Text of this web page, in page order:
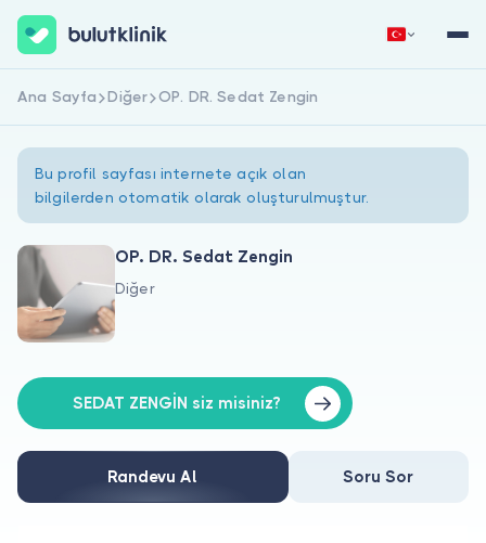
Hakkımızda
Doktorlar için
Doktor musunuz?
Hemen Kaydol
Ana Sayfa Diğer OP. DR. Sedat Zengin
Bu profil sayfası internete açık olan
bilgilerden otomatik olarak oluşturulmuştur.
OP. DR. Sedat Zengin
Diğer
SEDAT ZENGİN siz misiniz?
Randevu Al Soru Sor